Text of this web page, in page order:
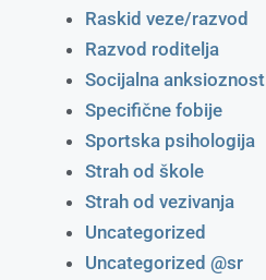
Raskid veze/razvod
Razvod roditelja
Socijalna anksioznost
Specifične fobije
Sportska psihologija
Strah od škole
Strah od vezivanja
Uncategorized
Uncategorized @sr